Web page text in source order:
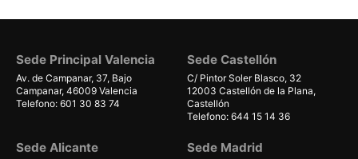
Sede Principal Valencia
Av. de Campanar, 37, Bajo
Campanar, 46009 Valencia
Telefono: 601 30 83 74
Sede Castellón
C/ Pintor Soler Blasco, 32
12003 Castellón de la Plana,
Castellón
Telefono: 644 15 14 36
Sede Alicante Sede Madrid